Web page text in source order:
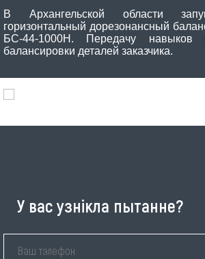
В Архангельской области
горизонтальный дорезонансный
БС-44-1000Н. Передачу навыков
балансировки деталей заказчика.
У вас узнікла пытанне?